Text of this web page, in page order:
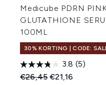
Medicube PDRN
GLUTATHIONE
100ML
30% KORTING | CODE:
3.8 (5)
Recommended Retail
€26,45Huidige prijs:
€21,16